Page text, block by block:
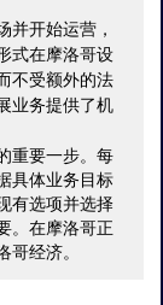
并开始运营，
式在摩洛哥设
不受额外的法
业务提供了机
重要一步。每
具体业务目标
有选项并选择
。在摩洛哥正
经济。